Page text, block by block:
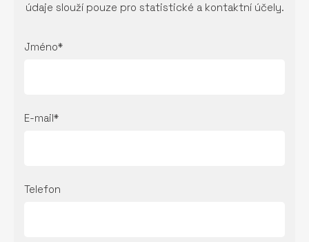
údaje slouží pouze pro statistické a kontaktní účely.
Jméno*
E-mail*
Telefon